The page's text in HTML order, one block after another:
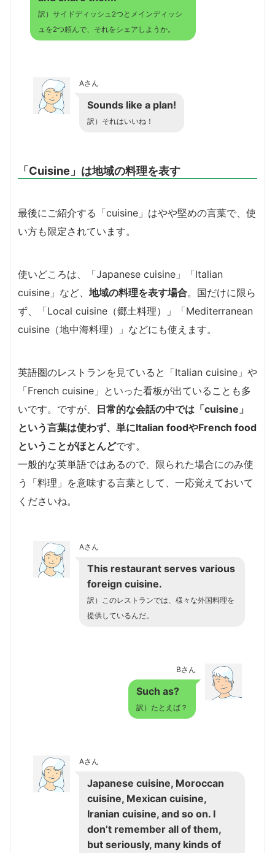
訳）サイドディッシュ2つとメインディッシ
ュを2つ頼んで、それをシェアしようか。
Aさん
Sounds like a plan!
訳）それはいいね！
「Cuisine」は地域の料理を表す
最後にご紹介する「cuisine」はやや堅めの言葉で、使
い方も限定されています。
使いどころは、「Japanese cuisine」「Italian
cuisine」など、 地域の料理を表す場合。国だけに限ら
ず、「Local cuisine（郷土料理）」「Mediterranean
cuisine（地中海料理）」などにも使えます。
英語圏のレストランを見ていると「Italian cuisine」や
「French cuisine」といった看板が出ていることも多
いです。ですが、
日常的な会話の中では「cuisine」
という言葉は使わず、単にItalian foodやFrench food
ということがほとんどです。
一般的な英単語ではあるので、限られた場合にのみ使
う「料理」を意味する言葉として、一応覚えておいて
くださいね。
Aさん
This restaurant serves various
foreign cuisine.
訳）このレストランでは、様々な外国料理を
提供しているんだ。
Bさん
Such as?
訳）たとえば？
Aさん
Japanese cuisine, Moroccan
cuisine, Mexican cuisine,
Iranian cuisine, and so on. I
don’t remember all of them,
but seriously, many kinds of